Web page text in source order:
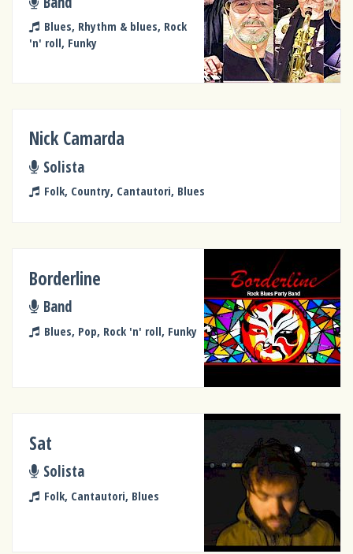
Blues, Rhythm & blues, Rock
'n' roll, Funky
Nick Camarda
Solista
Folk, Country, Cantautori, Blues
Borderline
Band
Blues, Pop, Rock 'n' roll, Funky
Sat
Solista
Folk, Cantautori, Blues